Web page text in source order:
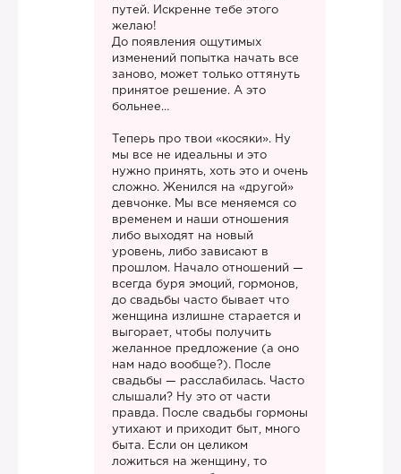
путей. Искренне тебе этого
желаю!
До появления ощутимых
изменений попытка начать все
заново, может только оттянуть
принятое решение. А это
больнее…
Теперь про твои «косяки». Ну
мы все не идеальны и это
нужно принять, хоть это и очень
сложно. Женился на «другой»
девчонке. Мы все меняемся со
временем и наши отношения
либо выходят на новый
уровень, либо зависают в
прошлом. Начало отношений —
всегда буря эмоций, гормонов,
до свадьбы часто бывает что
женщина излишне старается и
выгорает, чтобы получить
желанное предложение (а оно
нам надо вообще?). После
свадьбы — расслабилась. Часто
слышали? Ну это от части
правда. После свадьбы гормоны
утихают и приходит быт, много
быта. Если он целиком
ложиться на женщину, то